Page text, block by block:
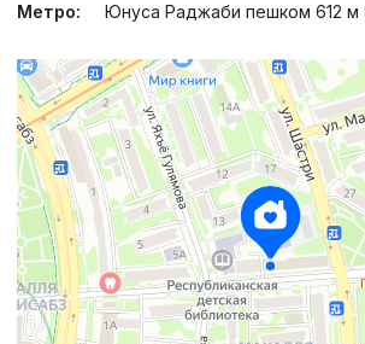
Метро:
Юнуса Раджаби пешком 612 м